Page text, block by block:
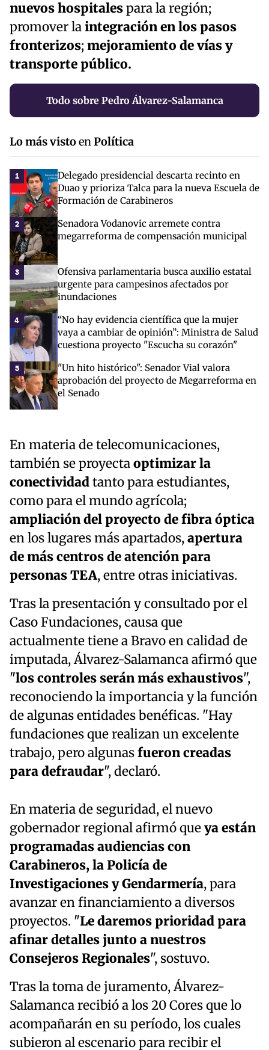
nuevos hospitalespara la región;
promover laintegración en los pasos
fronterizos; mejoramiento de vías y
transporte público.
Todo sobre Pedro Álvarez-Salamanca
Lo más vistoenPolítica
1
Delegado presidencial descarta recinto en
Duao y prioriza Talca para la nueva Escuela de
Formación de Carabineros
2
Senadora Vodanovic arremete contra
megarreforma de compensación municipal
3
Ofensiva parlamentaria busca auxilio estatal
urgente para campesinos afectados por
inundaciones
4
“No hay evidencia científica que la mujer
vaya a cambiar de opinión”: Ministra de Salud
cuestiona proyecto "Escucha su corazón"
5
"Un hito histórico": Senador Vial valora
aprobación del proyecto de Megarreforma en
el Senado
En materia de telecomunicaciones,
también se proyectaoptimizar la
conectividadtanto para estudiantes,
como para el mundo agrícola;
ampliación del proyecto de fibra óptica
en los lugares más apartados,apertura
de más centros de atención para
personas TEA, entre otras iniciativas.
Tras la presentación y consultado por el
Caso Fundaciones, causa que
actualmente tiene a Bravo en calidad de
imputada, Álvarez-Salamanca afirmó que
"los controles serán más exhaustivos",
reconociendo la importancia y la función
de algunas entidades benéficas. "Hay
fundaciones que realizan un excelente
trabajo, pero algunasfueron creadas
para defraudar", declaró.
En materia de seguridad, el nuevo
gobernador regional afirmó queya están
programadas audiencias con
Carabineros, la Policía de
Investigaciones y Gendarmería, para
avanzar en financiamiento a diversos
proyectos. "Le daremos prioridad para
afinar detalles junto a nuestros
Consejeros Regionales", sostuvo.
Tras la toma de juramento, Álvarez-
Salamanca recibió a los 20 Cores que lo
acompañarán en su período, los cuales
subieron al escenario para recibir el